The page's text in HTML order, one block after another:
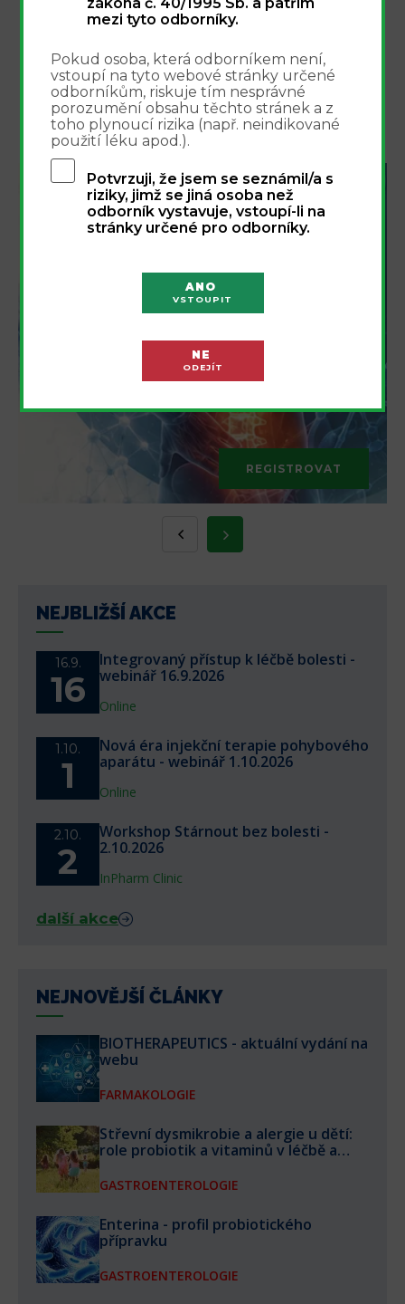
Panadol Novum - technologie Optizorb
Rhinosinusitis v dětském věku
Nasivin Sensitive 0,05% - profi l přípravku
Léčba chřipky a nemocí z nachlazení
Integrovaný přístup k
léčbě bolesti - webinář
16.9.2026
REGISTROVAT
NEJBLIŽŠÍ AKCE
16.9.
16
Integrovaný přístup k léčbě bolesti -
webinář 16.9.2026
Online
1.10.
1
Nová éra injekční terapie pohybového
aparátu - webinář 1.10.2026
Online
2.10.
2
Workshop Stárnout bez bolesti -
2.10.2026
InPharm Clinic
další akce
NEJNOVĚJŠÍ ČLÁNKY
BIOTHERAPEUTICS - aktuální vydání na
webu
FARMAKOLOGIE
Střevní dysmikrobie a alergie u dětí:
role probiotik a vitaminů v léčbě a
GASTROENTEROLOGIE
Enterina - profil probiotického
přípravku
GASTROENTEROLOGIE
mezi tyto odborníky.
Pokud osoba, která odborníkem není,
vstoupí na tyto webové stránky určené
odborníkům, riskuje tím nesprávné
porozumění obsahu těchto stránek a z
toho plynoucí rizika (např. neindikované
použití léku apod.).
Potvrzuji, že jsem se seznámil/a s
riziky, jimž se jiná osoba než
odborník vystavuje, vstoupí-li na
stránky určené pro odborníky.
ANO
VSTOUPIT
NE
ODEJÍT